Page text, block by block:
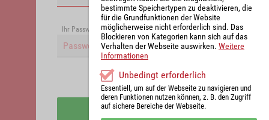
Passwort vergessen?
Ihr Passwort *
Angemeldet bleiben
Anmelden
bestimmte Speichertypen zu deaktivieren, die
für die Grundfunktionen der Website
möglicherweise nicht erforderlich sind. Das
Blockieren von Kategorien kann sich auf das
Verhalten der Webseite auswirken. Weitere
Informationen
Unbedingt erforderlich
Essentiell, um auf der Webseite zu navigieren und
deren Funktionen nutzen können, z. B. den Zugriff
auf sichere Bereiche der Webseite.